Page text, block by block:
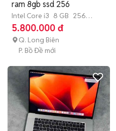
ram 8gb ssd 256
Intel Core i3 8 GB 256
GB SSD
5.800.000 đ
Q. Long Biên
P. Bồ Đề mới